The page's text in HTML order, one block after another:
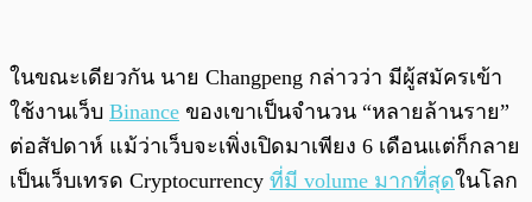
ในขณะเดียวกัน นาย Changpeng กล่าวว่า มีผู้สมัครเข้า
ใช้งานเว็บ Binance ของเขาเป็นจำนวน “หลายล้านราย”
ต่อสัปดาห์ แม้ว่าเว็บจะเพิ่งเปิดมาเพียง 6 เดือนแต่ก็กลาย
เป็นเว็บเทรด Cryptocurrency ที่มี volume มากที่สุดในโลก